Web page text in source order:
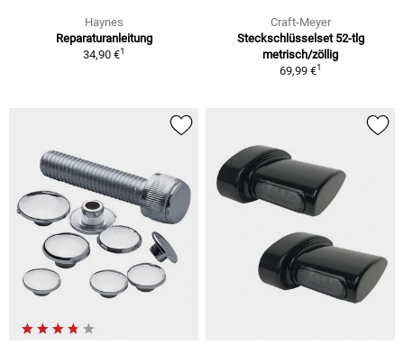
Haynes
Reparaturanleitung
34,90 €1
Craft-Meyer
Steckschlüsselset 52-tlg
metrisch/zöllig
69,99 €1